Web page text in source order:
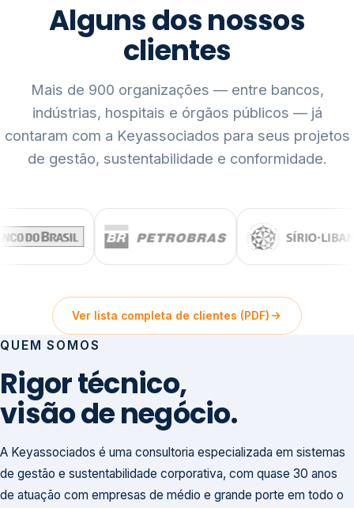
Alguns dos nossos
clientes
Mais de 900 organizações — entre bancos,
indústrias, hospitais e órgãos públicos — já
contaram com a Keyassociados para seus projetos
de gestão, sustentabilidade e conformidade.
Ver lista completa de clientes (PDF)
QUEM SOMOS
Rigor técnico,
visão de negócio.
A Keyassociados é uma consultoria especializada em sistemas
de gestão e sustentabilidade corporativa, com quase 30 anos
de atuação com empresas de médio e grande porte em todo o